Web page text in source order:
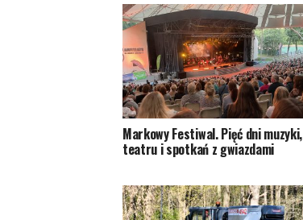
Markowy Festiwal. Pięć dni muzyki,
teatru i spotkań z gwiazdami